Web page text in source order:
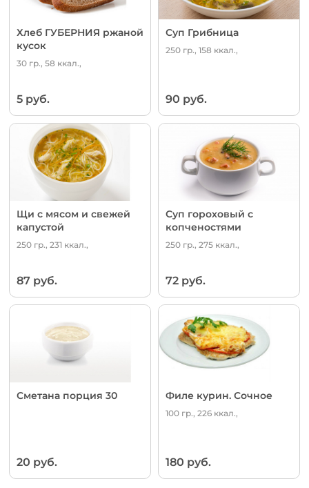
Хлеб ГУБЕРНИЯ ржаной
кусок
30 гр., 58 ккал.,
5 руб.
Суп Грибница
250 гр., 158 ккал.,
90 руб.
Щи с мясом и свежей
капустой
250 гр., 231 ккал.,
87 руб.
Суп гороховый с
копченостями
250 гр., 275 ккал.,
72 руб.
Сметана порция 30
20 руб.
Филе курин. Сочное
100 гр., 226 ккал.,
180 руб.